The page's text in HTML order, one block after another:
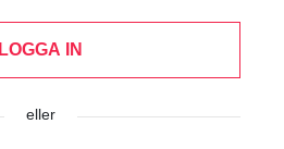
LOGGA IN
eller